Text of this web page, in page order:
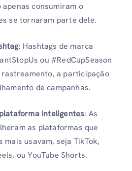
consumiram o
se tornaram parte dele.
: Hashtags de marca
ou #RedCupSeason
a participação
de campanhas.
inteligentes: As
as plataformas que
mais usavam, seja TikTok,
ou YouTube Shorts.